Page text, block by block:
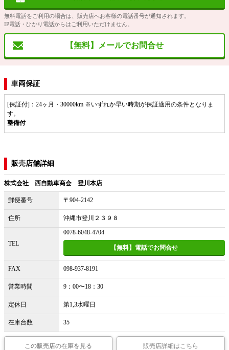
無料電話をご利用の場合は、販売店へお客様の電話番号が通知されます。
IP電話・ひかり電話からはご利用いただけません。
【無料】メールでお問合せ
車両保証
[保証付]：24ヶ月・30000km ※いずれか早い時期が保証適用の条件となりま
す。
整備付
販売店舗詳細
株式会社 西自動車商会 登川本店
郵便番号 〒904-2142
住所 沖縄市登川２３９８
TEL
0078-6048-4704
【無料】電話でお問合せ
FAX 098-937-8191
営業時間 9：00〜18：30
定休日 第1,3水曜日
在庫台数 35
この販売店の在庫を見る 販売店詳細はこちら